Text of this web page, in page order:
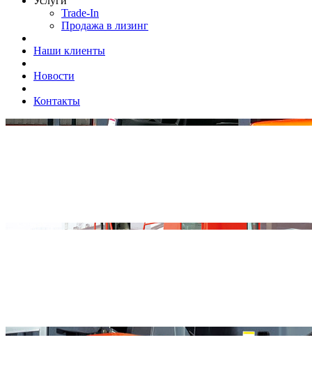
Trade-In
Продажа в лизинг
Наши клиенты
Новости
Контакты